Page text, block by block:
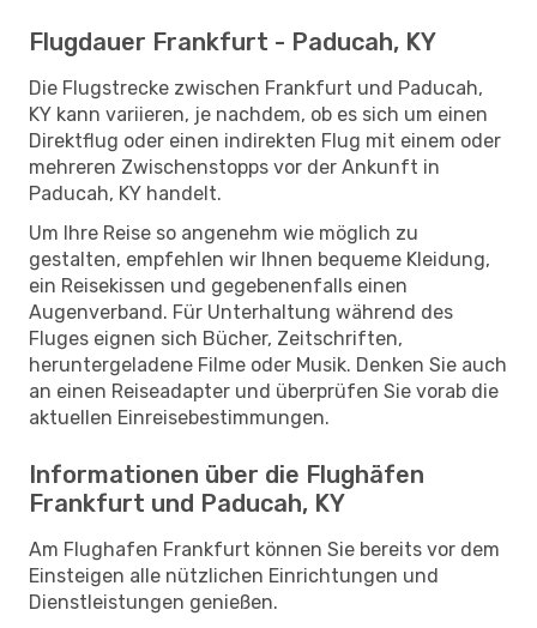
Flugdauer Frankfurt - Paducah, KY
Die Flugstrecke zwischen Frankfurt und Paducah,
KY kann variieren, je nachdem, ob es sich um einen
Direktflug oder einen indirekten Flug mit einem oder
mehreren Zwischenstopps vor der Ankunft in
Paducah, KY handelt.
Um Ihre Reise so angenehm wie möglich zu
gestalten, empfehlen wir Ihnen bequeme Kleidung,
ein Reisekissen und gegebenenfalls einen
Augenverband. Für Unterhaltung während des
Fluges eignen sich Bücher, Zeitschriften,
heruntergeladene Filme oder Musik. Denken Sie auch
an einen Reiseadapter und überprüfen Sie vorab die
aktuellen Einreisebestimmungen.
Informationen über die Flughäfen
Frankfurt und Paducah, KY
Am Flughafen Frankfurt können Sie bereits vor dem
Einsteigen alle nützlichen Einrichtungen und
Dienstleistungen genießen.